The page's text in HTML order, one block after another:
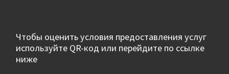
Чтобы оценить условия предоставления услуг
используйте QR-код или перейдите по ссылке
ниже